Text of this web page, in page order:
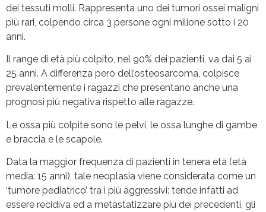
dei tessuti molli. Rappresenta uno dei tumori ossei maligni
più rari, colpendo circa 3 persone ogni milione sotto i 20
anni.
Il range di età più colpito, nel 90% dei pazienti, va dai 5 ai
25 anni. A differenza però dell’osteosarcoma, colpisce
prevalentemente i ragazzi che presentano anche una
prognosi più negativa rispetto alle ragazze.
Le ossa più colpite sono le pelvi, le ossa lunghe di gambe
e braccia e le scapole.
Data la maggior frequenza di pazienti in tenera età (età
media: 15 anni), tale neoplasia viene considerata come un
‘tumore pediatrico’ tra i più aggressivi: tende infatti ad
essere recidiva ed a metastatizzare più dei precedenti, gli